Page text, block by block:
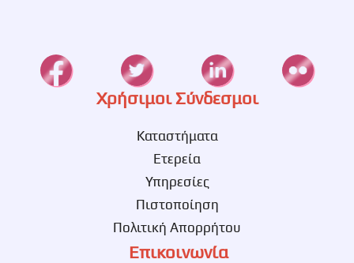
Χρήσιμοι Σύνδεσμοι
Καταστήματα
Ετερεία
Υπηρεσίες
Πιστοποίηση
Πολιτική Απορρήτου
Επικοινωνία